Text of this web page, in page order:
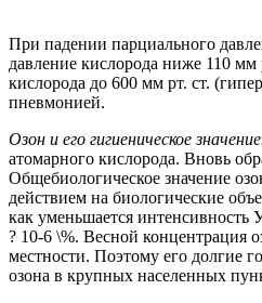
При падении парциального
давление кислорода ниже 110
кислорода до 600 мм рт. ст.
пневмонией.
Озон и его гигиеническое
атомарного кислорода. Вновь
Общебиологическое значение
действием на биологические
как уменьшается интенсивность
? 10-6 \%. Весной концентрация
местности. Поэтому его долгие
озона в крупных населенных